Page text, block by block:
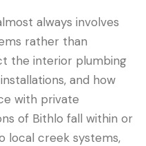
always involves
rather than
the interior plumbing
and how
with private
of Bithlo fall within or
local creek systems,